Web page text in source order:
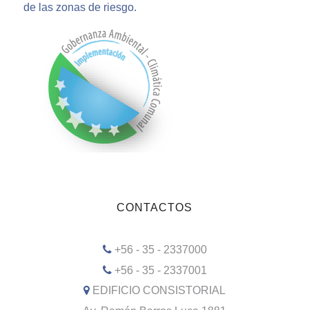
de las zonas de riesgo.
CONTACTOS
+56 - 35 - 2337000
+56 - 35 - 2337001
EDIFICIO CONSISTORIAL